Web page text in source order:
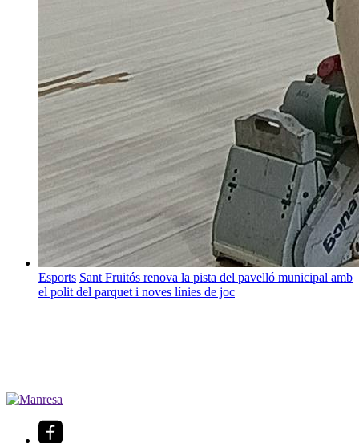
Esports Sant Fruitós renova la pista del pavelló municipal amb
el polit del parquet i noves línies de joc